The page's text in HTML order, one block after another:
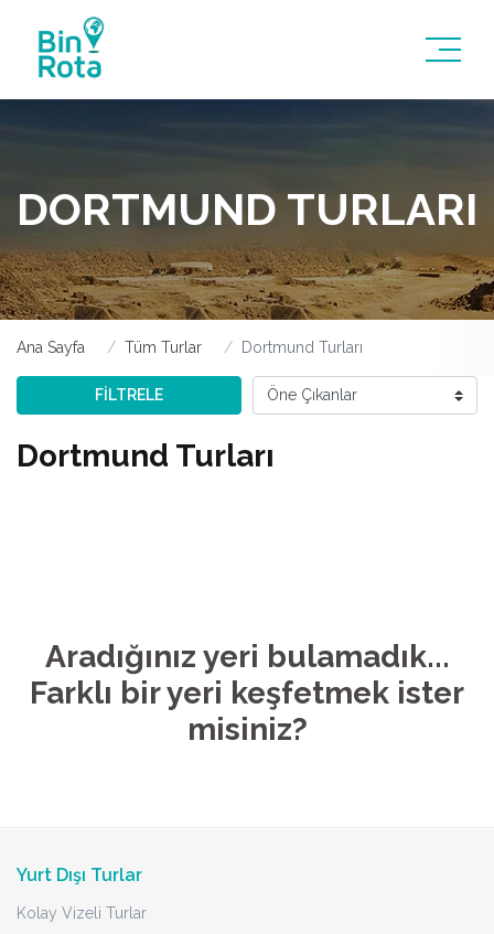
DORTMUND TURLARI
Ana Sayfa Tüm Turlar Dortmund Turları
FİLTRELE
Dortmund Turları
Aradığınız yeri bulamadık...
Farklı bir yeri keşfetmek ister
misiniz?
Yurt Dışı Turlar
Kolay Vizeli Turlar